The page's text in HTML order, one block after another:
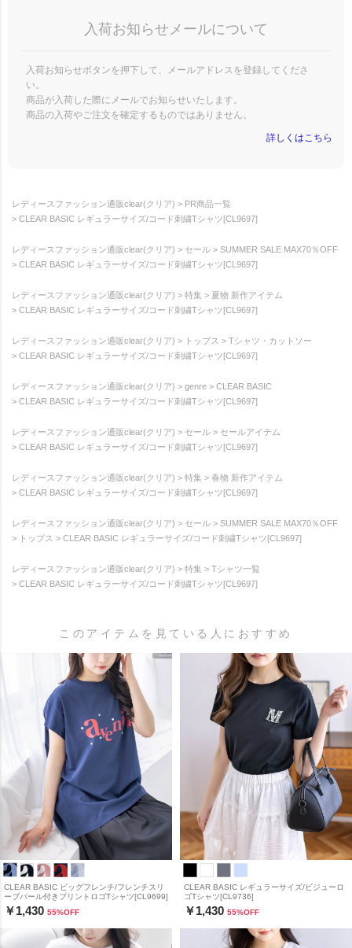
入荷お知らせメールについて
入荷お知らせボタンを押下して、メールアドレスを登録してくださ
い。
商品が入荷した際にメールでお知らせいたします。
商品の入荷やご注文を確定するものではありません。
詳しくはこちら
レディースファッション通販clear(クリア)
PR商品一覧
CLEAR BASIC レギュラーサイズ/コード刺繍Tシャツ[CL9697]
レディースファッション通販clear(クリア) セール
SUMMER SALE MAX70％OFF
CLEAR BASIC レギュラーサイズ/コード刺繍Tシャツ[CL9697]
レディースファッション通販clear(クリア) 特集
夏物 新作アイテム
CLEAR BASIC レギュラーサイズ/コード刺繍Tシャツ[CL9697]
レディースファッション通販clear(クリア) トップス
Tシャツ・カットソー
CLEAR BASIC レギュラーサイズ/コード刺繍Tシャツ[CL9697]
レディースファッション通販clear(クリア) genre
CLEAR BASIC
CLEAR BASIC レギュラーサイズ/コード刺繍Tシャツ[CL9697]
レディースファッション通販clear(クリア) セール
セールアイテム
CLEAR BASIC レギュラーサイズ/コード刺繍Tシャツ[CL9697]
レディースファッション通販clear(クリア) 特集
春物 新作アイテム
CLEAR BASIC レギュラーサイズ/コード刺繍Tシャツ[CL9697]
レディースファッション通販clear(クリア) セール
SUMMER SALE MAX70％OFF
トップス
CLEAR BASIC レギュラーサイズ/コード刺繍Tシャツ[CL9697]
レディースファッション通販clear(クリア) 特集
Tシャツ一覧
CLEAR BASIC レギュラーサイズ/コード刺繍Tシャツ[CL9697]
このアイテムを見ている人におすすめ
CLEAR BASIC ビッグフレンチ/フレンチスリ
ーブパール付きプリントロゴTシャツ[CL9699]
￥1,430 55%OFF
CLEAR BASIC レギュラーサイズ/ビジューロ
ゴTシャツ[CL9736]
￥1,430 55%OFF